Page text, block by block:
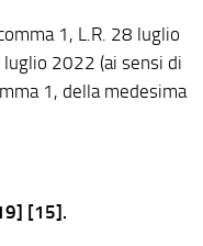
1, L.R. 28 luglio
2022 (ai sensi di
1, della medesima
[15].